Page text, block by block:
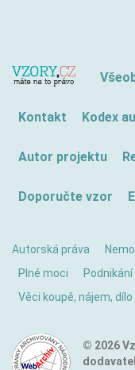
Kontakt Kodex
Autor projektu
Doporučte vzor
Autorská práva
Plné moci
Věci koupě, nájem, dílo
© 2026